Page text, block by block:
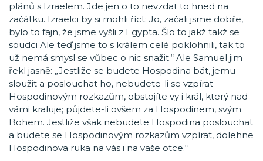
plánů s Izraelem. Jde jen o to nevzdat to hned na
začátku. Izraelci by si mohli říct: Jo, začali jsme dobře,
bylo to fajn, že jsme vyšli z Egypta. Šlo to jakž takž se
soudci Ale teď jsme to s králem celé poklohnili, tak to
už nemá smysl se vůbec o nic snažit.“ Ale Samuel jim
řekl jasně: „Jestliže se budete Hospodina bát, jemu
sloužit a poslouchat ho, nebudete-li se vzpírat
Hospodinovým rozkazům, obstojíte vy i král, který nad
vámi kraluje; půjdete-li ovšem za Hospodinem, svým
Bohem. Jestliže však nebudete Hospodina poslouchat
a budete se Hospodinovým rozkazům vzpírat, dolehne
Hospodinova ruka na vás i na vaše otce.“